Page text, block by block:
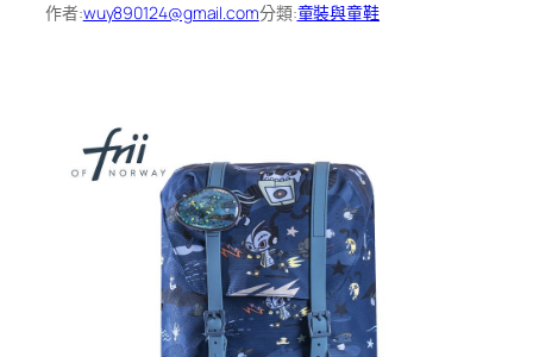
作者:wuy890124@gmail.com分類:童裝與童鞋